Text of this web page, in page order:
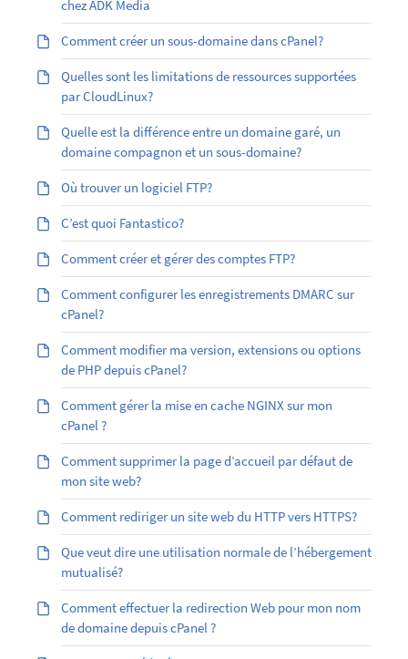
chez ADK Media
Comment créer un sous-domaine dans cPanel?
Quelles sont les limitations de ressources supportées
par CloudLinux?
Quelle est la différence entre un domaine garé, un
domaine compagnon et un sous-domaine?
Où trouver un logiciel FTP?
C’est quoi Fantastico?
Comment créer et gérer des comptes FTP?
Comment configurer les enregistrements DMARC sur
cPanel?
Comment modifier ma version, extensions ou options
de PHP depuis cPanel?
Comment gérer la mise en cache NGINX sur mon
cPanel ?
Comment supprimer la page d’accueil par défaut de
mon site web?
Comment rediriger un site web du HTTP vers HTTPS?
Que veut dire une utilisation normale de l’hébergement
mutualisé?
Comment effectuer la redirection Web pour mon nom
de domaine depuis cPanel ?